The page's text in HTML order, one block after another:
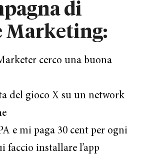
di
Marketing:
cerco una buona
del gioco X su un network
e mi paga 30 cent per ogni
faccio installare l’app